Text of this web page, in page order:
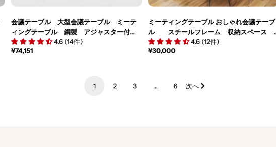
会議テーブル 大型会議テーブル ミーテ
ィングテーブル 鋼製 アジャスター付
き コンセント穴付き ホワイト カスタ
マイズ可能 HYZ-M-018
4.6 (14件)
通
¥74,151
ミーティングテーブル おしゃれ会議テーブ
ル スチールフレーム 収納スペース
シンプルデザイン ナチュラル カスタマ
イズ可能 HYZ-M051
4.6 (12件)
通
¥30,000
1 2 3 … 6 次へ